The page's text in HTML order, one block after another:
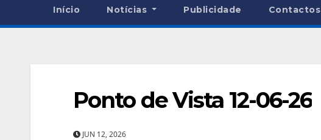
Início Notícias Publicidade Contactos
Ponto de Vista 12-06-26
JUN 12, 2026